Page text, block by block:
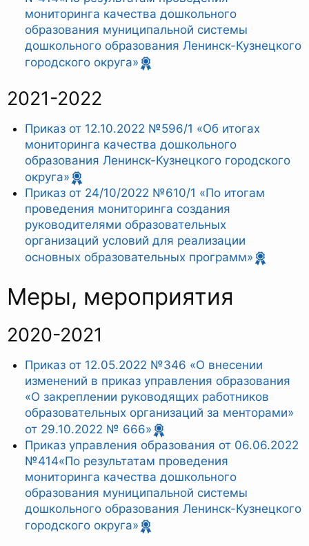
мониторинга качества дошкольного
образования муниципальной системы
дошкольного образования Ленинск-Кузнецкого
городского округа»
2021-2022
Приказ от 12.10.2022 №596/1 «Об итогах
мониторинга качества дошкольного
образования Ленинск-Кузнецкого городского
округа»
Приказ от 24/10/2022 №610/1 «По итогам
проведения мониторинга создания
руководителями образовательных
организаций условий для реализации
основных образовательных программ»
Меры, мероприятия
2020-2021
Приказ от 12.05.2022 №346 «О внесении
изменений в приказ управления образования
«О закреплении руководящих работников
образовательных организаций за менторами»
от 29.10.2022 № 666»
Приказ управления образования от 06.06.2022
№414«По результатам проведения
мониторинга качества дошкольного
образования муниципальной системы
дошкольного образования Ленинск-Кузнецкого
городского округа»